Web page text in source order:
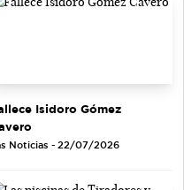
Isidoro Gómez
Noticias - 22/07/2026